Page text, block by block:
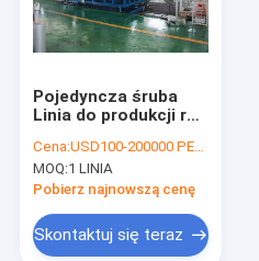
Pojedyncza śruba
Linia do produkcji rur
Podwójna ściana PCV
odlewnictwo
Cena:USD100-200000 PER SET
MOQ:1 LINIA
Pobierz najnowszą cenę
Skontaktuj się teraz